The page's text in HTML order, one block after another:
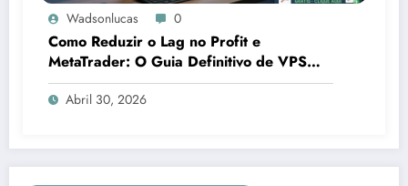
Wadsonlucas 0
Como Reduzir o Lag no Profit e
MetaTrader: O Guia Definitivo de VPS
para B3
Abril 30, 2026